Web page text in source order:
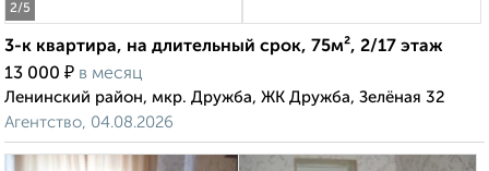
2/5
3-к квартира, на длительный срок, 75м², 2/17 этаж
13 000 ₽ в месяц
Ленинский район, мкр. Дружба, ЖК Дружба, Зелёная 32
Агентство, 04.08.2026